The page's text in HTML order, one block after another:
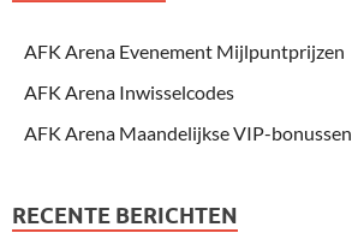
AFK Arena Evenement Mijlpuntprijzen
AFK Arena Inwisselcodes
AFK Arena Maandelijkse VIP-bonussen
RECENTE BERICHTEN